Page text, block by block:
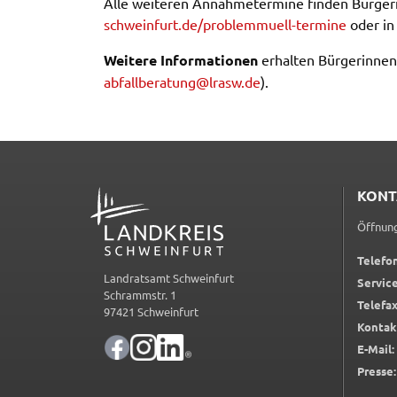
schweinfurt.​de/​pro​blem​muel​l-​termine oder
Weite­re Infor­ma­tio­nen erhal­ten
abfall­be­ra­tung@​lrasw.​de).
ADRESSE
Landratsamt Schweinfurt
Schrammstr. 1
97421 Schweinfurt
E-Mail:
Presse:
Frontend Benutzer
fe_typo_user
Landratsamt Schweinfurt
Barrierefreiheit
accessibility
Anbieter: Landratsamt Schweinfurt
Zweck: Kontrast und Schriftgröße
Cookie Laufzeit: Session